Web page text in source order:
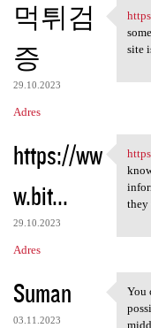
먹튀검
증
29.10.2023
Adres
site
https://ww
w.bit...
29.10.2023
Adres
they
Suman
03.11.2023
You
You